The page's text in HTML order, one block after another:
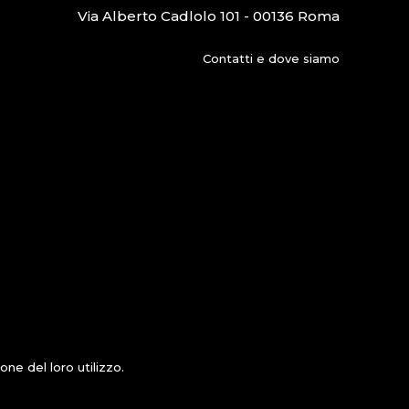
Via Alberto Cadlolo 101 - 00136 Roma
Contatti e dove siamo
del loro utilizzo.